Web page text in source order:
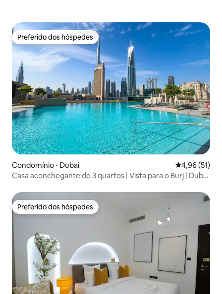
Preferido dos hóspedes
Preferido dos hóspedes
Condomínio ⋅ Dubai 4,96 de uma
4,96 (51)
Casa aconchegante de 3 quartos | Vista para o Burj | Dubai
Preferido dos hóspedes
Preferido dos hóspedes